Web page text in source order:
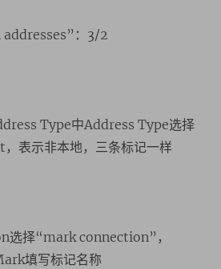
addresses”：3/2
Type中Address Type选择
表示非本地，三条标记一样
选择“mark connection”，
填写标记名称